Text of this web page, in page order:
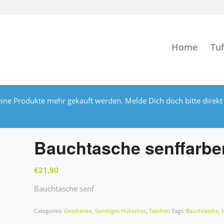
Home
Produkte mehr gekauft werden. Melde Dich doch bitte
Bauchtasche
€21,90
Bauchtasche senf
Categories:Geschenke ,Sonstiges Hübsches ,Taschen Tags: Bauchtasche